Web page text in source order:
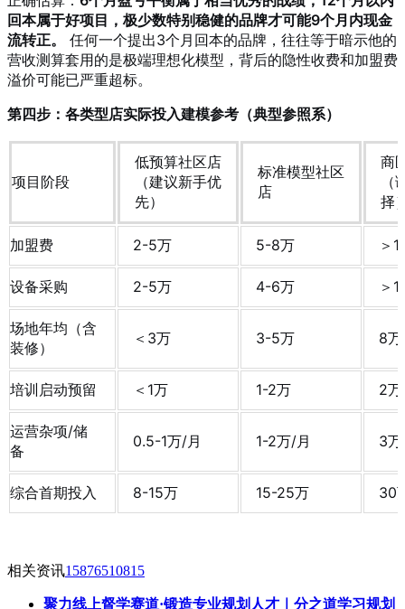
回本属于好项目，极少数特别稳健的品牌才可能9个月内现金
流转正。
任何一个提出3个月回本的品牌，往往等于暗示他的
营收测算套用的是极端理想化模型，背后的隐性收费和加盟费
溢价可能已严重超标。
第四步：各类型店实际投入建模参考（典型参照系）
项目阶段
低预算社区店
（建议新手优
先）
标准模型社区
店
商
（
择
加盟费 2-5万 5-8万 ＞
设备采购 2-5万 4-6万 ＞
场地年均（含
装修）
＜3万 3-5万 8
培训启动预留 ＜1万 1-2万 2
运营杂项/储
备
0.5-1万/月 1-2万/月 3
综合首期投入 8-15万 15-25万 30
相关资讯15876510815
聚力线上督学赛道·锻造专业规划人才｜分之道学习规划